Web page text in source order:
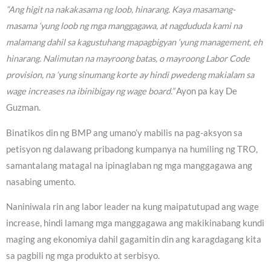
“Ang higit na nakakasama ng loob, hinarang. Kaya masamang-
masama ‘yung loob ng mga manggagawa, at nagdududa kami na
malamang dahil sa kagustuhang mapagbigyan ‘yung management, eh
hinarang. Nalimutan na mayroong batas, o mayroong Labor Code
provision, na ‘yung sinumang korte ay hindi pwedeng makialam sa
wage increases na ibinibigay ng wage board.”Ayon pa kay De
Guzman.
Binatikos din ng BMP ang umano’y mabilis na pag-aksyon sa
petisyon ng dalawang pribadong kumpanya na humiling ng TRO,
samantalang matagal na ipinaglaban ng mga manggagawa ang
nasabing umento.
Naniniwala rin ang labor leader na kung maipatutupad ang wage
increase, hindi lamang mga manggagawa ang makikinabang kundi
maging ang ekonomiya dahil gagamitin din ang karagdagang kita
sa pagbili ng mga produkto at serbisyo.